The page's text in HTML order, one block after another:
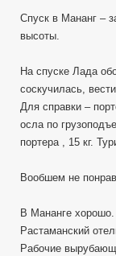
Спуск в Мананг –
высоты.
На спуске Лада
соскучилась,
Для справки –
осла по
портера , 15 кг.
Вообшем не
В Мананге хорошо.
Растаманский
Рабочие